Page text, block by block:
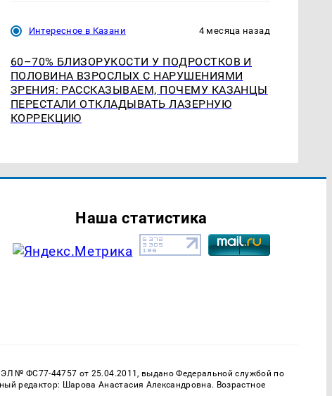
Интересное в Казани 4 месяца назад
60–70% БЛИЗОРУКОСТИ У ПОДРОСТКОВ И
ПОЛОВИНА ВЗРОСЛЫХ С НАРУШЕНИЯМИ
ЗРЕНИЯ: РАССКАЗЫВАЕМ, ПОЧЕМУ КАЗАНЦЫ
ПЕРЕСТАЛИ ОТКЛАДЫВАТЬ ЛАЗЕРНУЮ
КОРРЕКЦИЮ
Наша статистика
ЭЛ № ФС77-44757 от 25.04.2011, выдано Федеральной службой по
редактор: Шарова Анастасия Александровна. Возрастное